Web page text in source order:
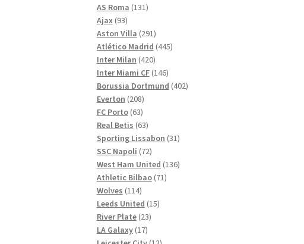
produkter
AS Roma 131131
Ajax 9393
produkter
Aston Villa 291291
produkter
Atlético Madrid 445445
Inter Milan 420420
produkter
Inter Miami CF 146146
produkter
Borussia Dortmund 402402
Everton 208208
produkter
FC Porto 6363
produkter
Real Betis 6363
produkter
Sporting Lissabon 3131
SSC Napoli 7272
produkter
West Ham United 136136
Athletic Bilbao 7171
Wolves 114114
produkter
Leeds United 1515
River Plate 2323
LA Galaxy 1717